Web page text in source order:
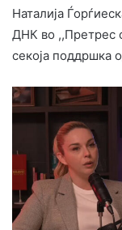
Наталија
ДНК во ,,Претрес
секоја поддршка